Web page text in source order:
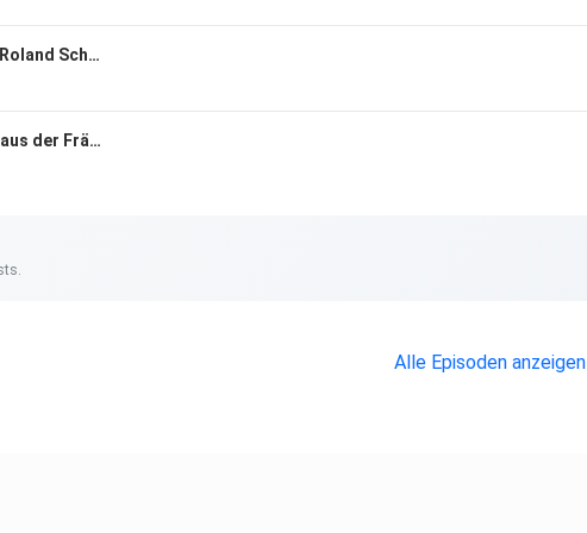
Mein Bayern mit Obstbauer Roland Schmitt
Roland Schmitt: Obstbauer aus der Fränkischen Schweiz über Artenreichtum, Äpfel und Streuobstwiesen
Alle Episoden anzeigen